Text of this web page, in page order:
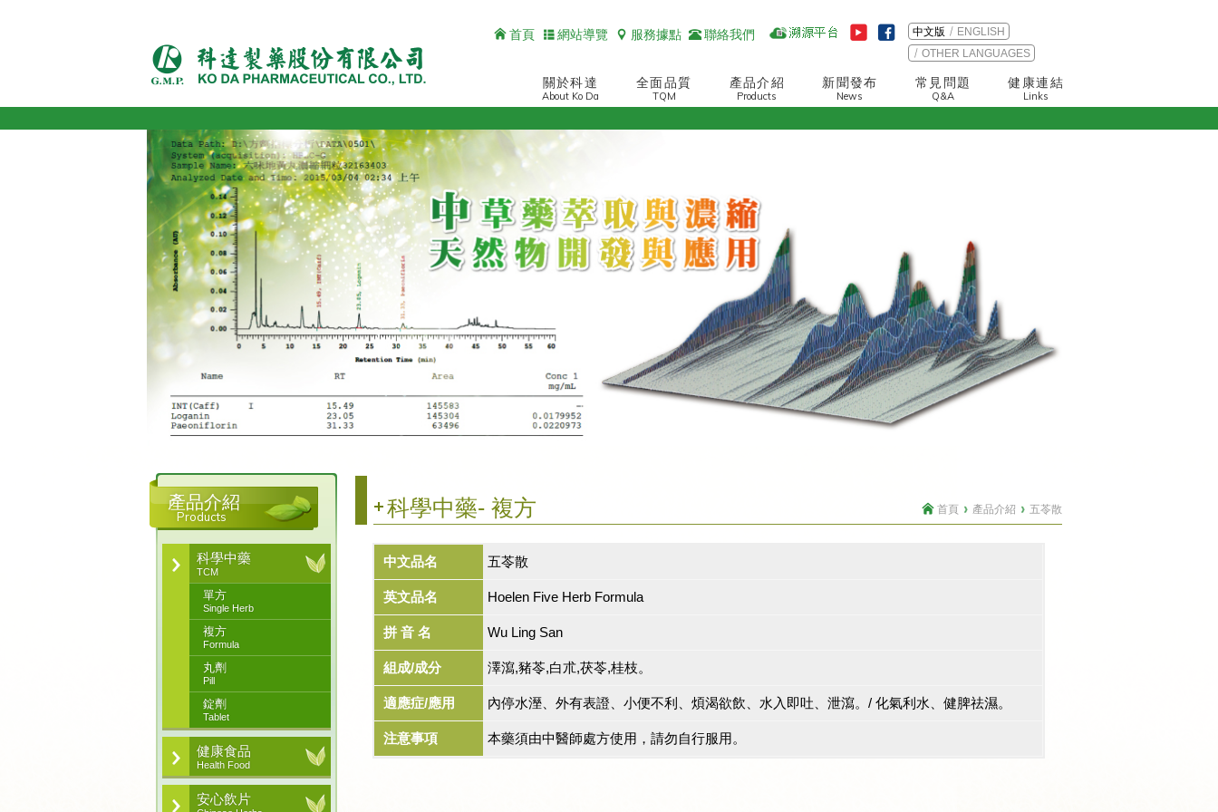
首頁 網站導覽 服務據點 聯絡我們 中文版
ENGLISH
OTHER LANGUAGES
關於科達
About Ko Da
全面品質
TQM
產品介紹
Products
新聞發布
News
常見問題
Q&A
健康連結
Links
科學中藥- 複方 首頁 產品介紹 五苓散
中文品名 五苓散
英文品名 Hoelen Five Herb Formula
拼 音 名 Wu Ling San
組成/成分 澤瀉,豬苓,白朮,茯苓,桂枝。
適應症/應用 內停水溼、外有表證、小便不利、煩渴欲飲、水入即吐、泄瀉。/ 化氣利水、健脾祛濕。
注意事項 本藥須由中醫師處方使用，請勿自行服用。
產品介紹
Products
科學中藥
TCM
單方
Single Herb
複方
Formula
丸劑
Pill
錠劑
Tablet
健康食品
Health Food
安心飲片